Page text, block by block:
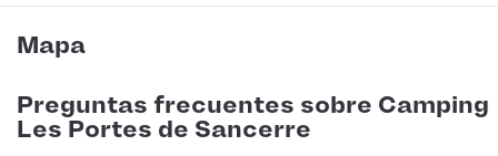
Mapa
Preguntas frecuentes sobre Camping
Les Portes de Sancerre